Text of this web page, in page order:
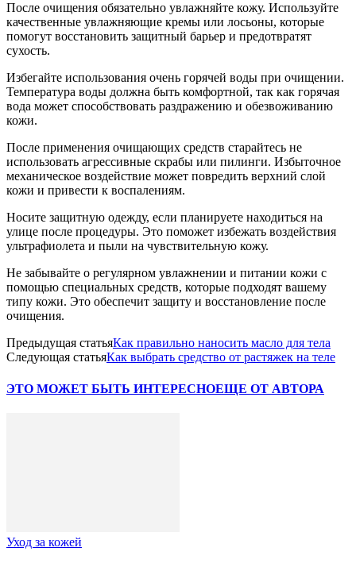
После очищения обязательно увлажняйте кожу. Используйте
качественные увлажняющие кремы или лосьоны, которые
помогут восстановить защитный барьер и предотвратят
сухость.
Избегайте использования очень горячей воды при очищении.
Температура воды должна быть комфортной, так как горячая
вода может способствовать раздражению и обезвоживанию
кожи.
После применения очищающих средств старайтесь не
использовать агрессивные скрабы или пилинги. Избыточное
механическое воздействие может повредить верхний слой
кожи и привести к воспалениям.
Носите защитную одежду, если планируете находиться на
улице после процедуры. Это поможет избежать воздействия
ультрафиолета и пыли на чувствительную кожу.
Не забывайте о регулярном увлажнении и питании кожи с
помощью специальных средств, которые подходят вашему
типу кожи. Это обеспечит защиту и восстановление после
очищения.
Предыдущая статьяКак правильно наносить масло для тела
Следующая статьяКак выбрать средство от растяжек на теле
ЭТО МОЖЕТ БЫТЬ ИНТЕРЕСНОЕЩЕ ОТ АВТОРА
Уход за кожей